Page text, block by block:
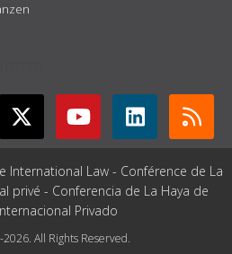
International Law - Conférence de La
privé - Conferencia de La Haya de
Privado
All Rights Reserved.